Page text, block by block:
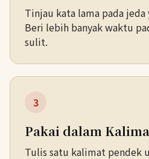
Tinjau kata lama pada jeda
Beri lebih banyak waktu
sulit.
3
Pakai dalam
Tulis satu kalimat pendek